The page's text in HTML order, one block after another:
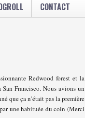
CONTACT
Redwood forest et la
Francisco. Nous avions un
que ça n’était pas la première
une habituée du coin (Merci